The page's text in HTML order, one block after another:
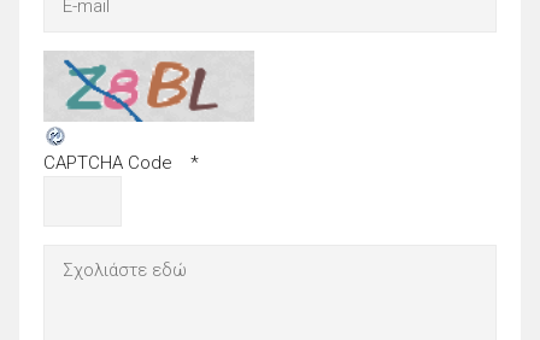
CAPTCHA Code *